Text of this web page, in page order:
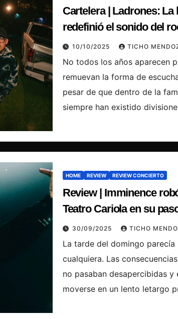
Cartelera | Ladrones: La
redefinió el sonido del
mexicano
10/10/2025 TICHO
No todos los años aparecen
remuevan la forma de
pesar de que dentro de la
siempre han existido
HOME REVIEW REVIEW CONCIERTO
Review | Imminence
Teatro Cariola en su
30/09/2025 TICHO
La tarde del domingo parecía
cualquiera. Las
no pasaban desapercibidas y
moverse en un lento letargo